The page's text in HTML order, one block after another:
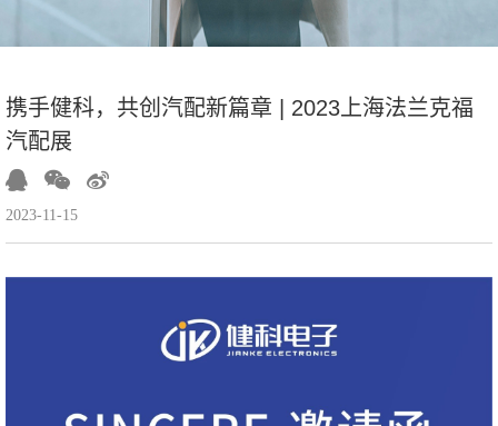
携手健科，共创汽配新篇章 | 2023上海法兰克福
汽配展
2023-11-15